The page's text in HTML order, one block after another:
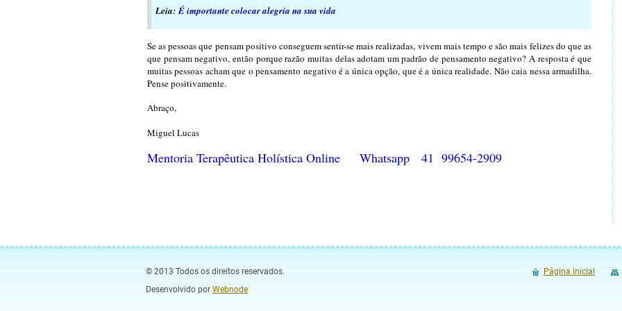
Leia: É importante colocar alegria na sua vida
Se as pessoas que pensam positivo conseguem sentir-se mais realizadas, vivem mais tempo e são mais felizes do que as
que pensam negativo, então porque razão muitas delas adotam um padrão de pensamento negativo? A resposta é que
muitas pessoas acham que o pensamento negativo é a única opção, que é a única realidade. Não caia nessa armadilha.
Pense positivamente.
Abraço,
Miguel Lucas
Mentoria Terapêutica Holística Online Whatsapp 41 99654-2909
© 2013 Todos os direitos reservados.
Desenvolvido por Webnode
Página inicial